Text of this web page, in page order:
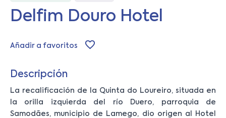
Delfim Douro Hotel
Añadir a favoritos
Descripción
La recalificación de la Quinta do Loureiro, situada en
la orilla izquierda del río Duero, parroquia de
Samodães, municipio de Lamego, dio origen al Hotel